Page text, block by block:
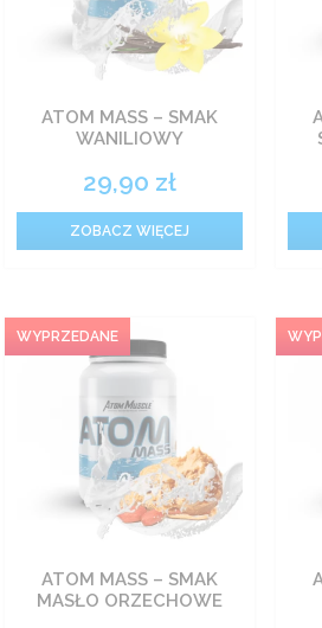
ATOM MASS – SMAK
WANILIOWY
29,90 zł
ZOBACZ WIĘCEJ
ATOM MASS – SMAK
MASŁO ORZECHOWE
Odżywki białkowe
Odżywki przedtreningowe
Odżywki węglowodanowe
Spalacze tłuszczu
Witaminy
Prozdrowotne